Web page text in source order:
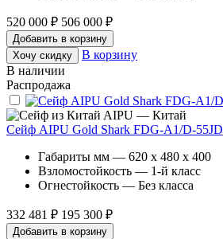
520 000 ₽ 506 000 ₽
Добавить в корзину
Хочу скидку
В корзину
В наличии
Распродажа
AIPU — Китай
Сейф AIPU Gold Shark FDG-A1/D-55JD
Габариты мм — 620 x 480 x 400
Взломостойкость — 1-й класс
Огнестойкость — Без класса
332 481 ₽ 195 300 ₽
Добавить в корзину